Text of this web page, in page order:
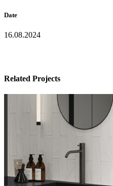
Date
16.08.2024
Related Projects